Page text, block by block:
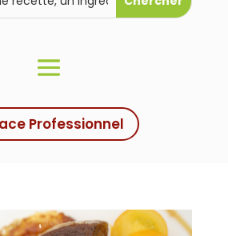
Professionnel